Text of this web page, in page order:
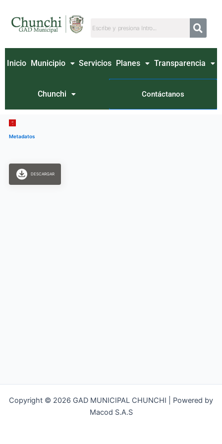
contenido
Inicio Municipio Servicios Planes Transparencia
Chunchi Contáctanos
Metadatos
DESCARGAR
Copyright © 2026 GAD MUNICIPAL CHUNCHI | Powered by
Macod S.A.S